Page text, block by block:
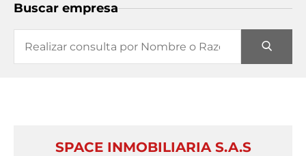
Buscar empresa
SPACE INMOBILIARIA S.A.S